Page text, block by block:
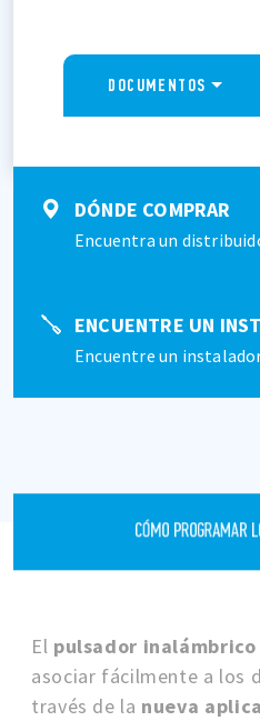
DOCUMENTOS
DÓNDE COMPRAR
Encuentra un
ENCUENTRE UN
Encuentre un
CÓMO PROGRAMAR
El pulsador inalámbrico
asociar fácilmente a los
través de la nueva